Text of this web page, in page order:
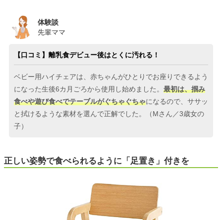
体験談
先輩ママ
【口コミ】離乳食デビュー後はとくに汚れる！
ベビー用ハイチェアは、赤ちゃんがひとりでお座りできるよう
になった生後6カ月ごろから使用し始めました。 最初は、掴み
食べや遊び食べでテーブルがぐちゃぐちゃになるので、ササッ
と拭けるような素材を選んで正解でした。（Mさん／3歳女の
子）
正しい姿勢で食べられるように「足置き」付きを